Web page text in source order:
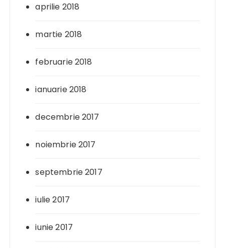
aprilie 2018
martie 2018
februarie 2018
ianuarie 2018
decembrie 2017
noiembrie 2017
septembrie 2017
iulie 2017
iunie 2017